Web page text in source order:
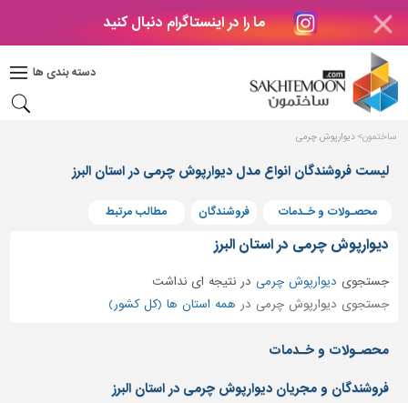
ما را در اینستاگرام دنبال کنید
دسته بندی ها
دکوراسیون
بتن
های
بتنی
و
پنجره
ساختمانی
نرده
و
حفاظ
ساختمون دیوارپوش چرمی
لیست فروشندگان انواع مدل دیوارپوش چرمی در استان البرز
محصـولات و خـدمات فروشندگان مطالب مرتبط
دیوارپوش چرمی در استان البرز
جستجوی دیوارپوش چرمی درنتیجه ای نداشت
جستجوی دیوارپوش چرمی در همه استان ها (کل کشور)
محصـولات و خـدمات
فروشندگان و مجریان دیوارپوش چرمی در استان البرز